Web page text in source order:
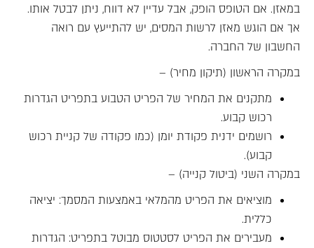
במאזן. אם הטופס הופק, אבל עדיין לא דווח, ניתן לבטל אותו.
אך אם הוגש מאזן לרשות המסים, יש להתייעץ עם רואה
החשבון של החברה.
במקרה הראשון (תיקון מחיר) –
מתקנים את המחיר של הפריט הטבוע בתפריט הגדרות
רכוש קבוע.
רושמים ידנית פקודת יומן (כמו פקודה של קניית רכוש
קבוע).
במקרה השני (ביטול קנייה) –
מוציאים את הפריט מהמלאי באמצעות המסמך: יציאה
כללית.
מעבירים את הפריט לסטטוס מבוטל בתפריט: הגדרות